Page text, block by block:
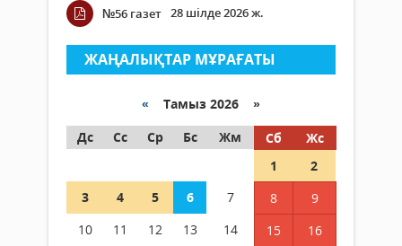
№56 газет 28 шілде 2026 ж.
ЖАҢАЛЫҚТАР МҰРАҒАТЫ
« Тамыз 2026 »
Дс
Сс Ср Бс Жм Сб
Жс
1
2
3
4 5 6 7 8
9
10
11 12 13 14 15
16